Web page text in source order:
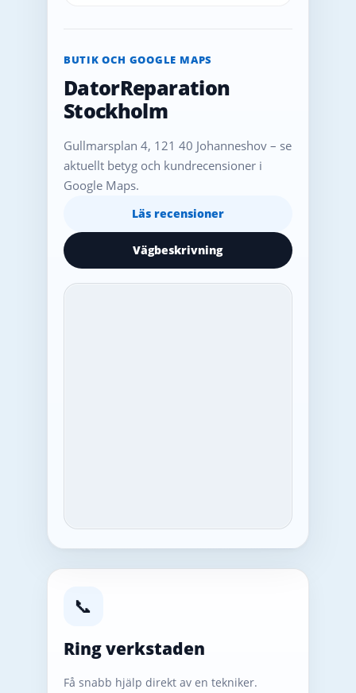
BUTIK OCH GOOGLE MAPS
DatorReparation
Stockholm
Gullmarsplan 4, 121 40 Johanneshov – se
aktuellt betyg och kundrecensioner i
Google Maps.
Läs recensioner
Vägbeskrivning
📞
Ring verkstaden
Få snabb hjälp direkt av en tekniker.